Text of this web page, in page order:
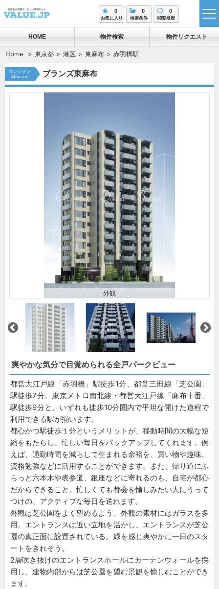
0
お気に入り
0
検索条件
0
閲覧履歴
HOME 物件検索 物件リクエスト
Home 東京都 港区 東麻布 赤羽橋駅
マンション
Mansion
ブランズ東麻布
外観
爽やかな気分で目覚められる全戸パークビュー
都営大江戸線「赤羽橋」駅徒歩1分、都営三田線「芝公園」
駅徒歩7分、東京メトロ南北線・都営大江戸線「麻布十番」
駅徒歩9分と、いずれも徒歩10分圏内で平坦な開けた道程で
利用できる駅が揃います。
都心かつ駅徒歩１分というメリットが、移動時間の大幅な短
縮をもたらし、忙しい毎日をバックアップしてくれます。例
えば、通勤時間を減らして生まれる余裕を、買い物や趣味、
資格勉強などに活用することができます。また、帰り道にふ
らっと六本木や表参道、銀座などに寄れるのも、自宅が都心
だからできること。忙しくても都会を愉しみたい人にうって
つけの、アクティブな毎日を送れます。
外観は芝公園をよく望めるよう、外観の素材にはガラスを多
用。エントランスは近い立地を活かし、エントランスが芝公
園の真正面に設置されている。緑を感じ爽やかに一日のスタ
ートをきれそう。
2層吹き抜けのエントランスホールにカーテンウォールを採
用し、建物内部からは芝公園を望む景観を愉しむことができ
ます。